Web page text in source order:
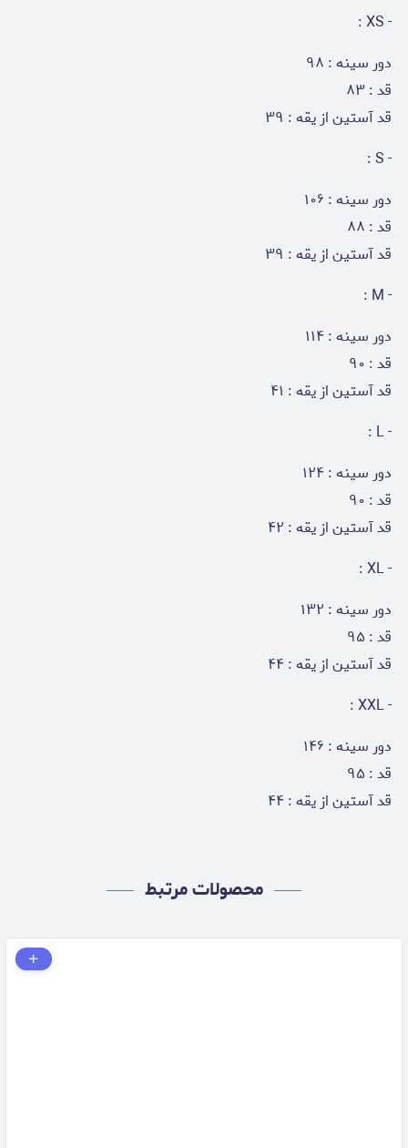
- XS :
دور سینه : ۹۸
قد : ۸۳
قد آستین از یقه : ۳۹
- S :
دور سینه : ۱۰۶
قد : ۸۸
قد آستین از یقه : ۳۹
- M :
دور سینه : ۱۱۴
قد : ۹۰
قد آستین از یقه : ۴۱
- L :
دور سینه : ۱۲۴
قد : ۹۰
قد آستین از یقه : ۴۲
- XL :
دور سینه : ۱۳۲
قد : ۹۵
قد آستین از یقه : ۴۴
- XXL :
دور سینه : ۱۴۶
قد : ۹۵
قد آستین از یقه : ۴۴
محصولات مرتبط